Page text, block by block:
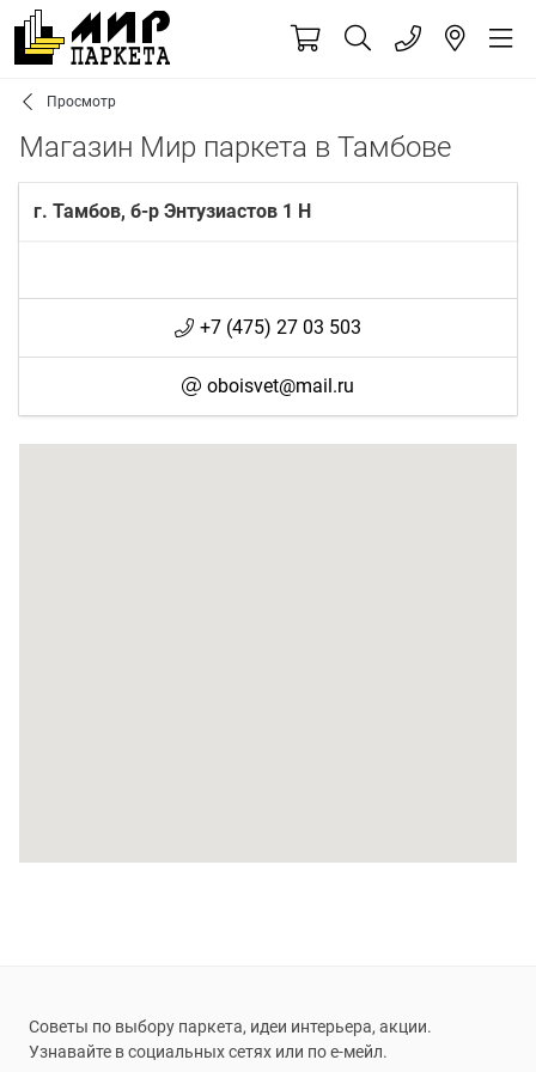
Просмотр
Магазин Мир паркета в Тамбове
г. Тамбов, б-р Энтузиастов 1 Н
+7 (475) 27 03 503
oboisvet@mail.ru
Советы по выбору паркета, идеи интерьера, акции.
Узнавайте в социальных сетях или по е-мейл.